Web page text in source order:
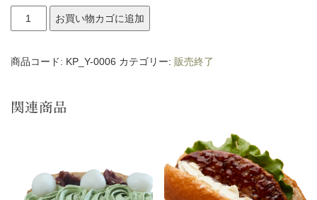
じ
個
お買い物カゴに追加
商品コード: KP_Y-0006 カテゴリー: 販売終了
関連商品